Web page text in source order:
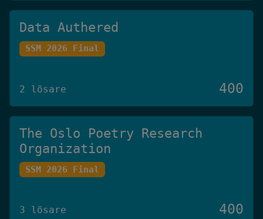
Data Authered
SSM 2026 Final
2 lösare 400
The Oslo Poetry Research
Organization
SSM 2026 Final
3 lösare 400